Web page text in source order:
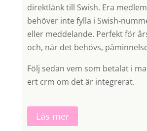
direktlänk till Swish. Era
behöver inte fylla i Swish-
eller meddelande. Perfekt för
och, när det behövs,
Följ sedan vem som betalat i
ert crm om det är integrerat.
Läs mer